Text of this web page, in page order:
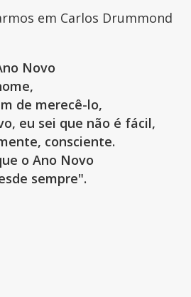
em Carlos Drummond
Novo
de merecê-lo,
eu sei que não é fácil,
consciente.
o Ano Novo
sempre".